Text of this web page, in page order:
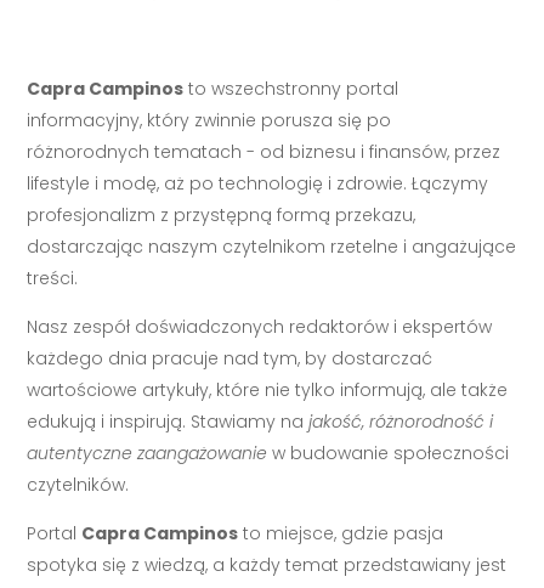
Capra Campinos to wszechstronny portal
informacyjny, który zwinnie porusza się po
różnorodnych tematach - od biznesu i finansów, przez
lifestyle i modę, aż po technologię i zdrowie. Łączymy
profesjonalizm z przystępną formą przekazu,
dostarczając naszym czytelnikom rzetelne i angażujące
treści.
Nasz zespół doświadczonych redaktorów i ekspertów
każdego dnia pracuje nad tym, by dostarczać
wartościowe artykuły, które nie tylko informują, ale także
edukują i inspirują. Stawiamy najakość, różnorodność i
autentyczne zaangażowanie w budowanie społeczności
czytelników.
Portal Capra Campinos to miejsce, gdzie pasja
spotyka się z wiedzą, a każdy temat przedstawiany jest